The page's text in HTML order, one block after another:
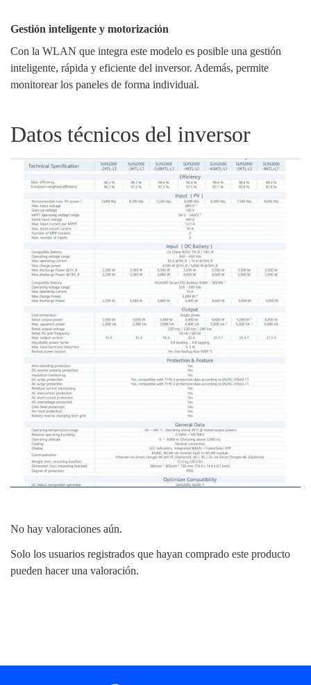
Gestión inteligente y motorización
Con la WLAN que integra este modelo es posible una gestión
inteligente, rápida y eficiente del inversor. Además, permite
monitorear los paneles de forma individual.
Datos técnicos del inversor
No hay valoraciones aún.
Solo los usuarios registrados que hayan comprado este producto
pueden hacer una valoración.